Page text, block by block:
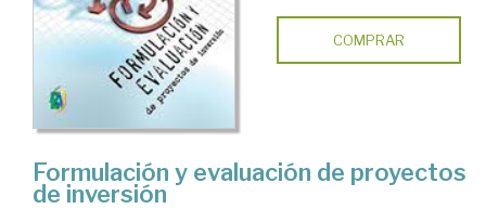
COMPRAR
Formulación y evaluación de proyectos
de inversión